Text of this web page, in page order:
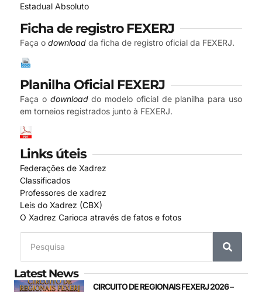
Estadual Absoluto
Ficha de registro FEXERJ
Faça o download da ficha de registro oficial da FEXERJ.
Planilha Oficial FEXERJ
Faça o downloaddo modelo oficial de planilha para uso
em torneios registrados junto à FEXERJ.
Links úteis
Federações de Xadrez
Classificados
Professores de xadrez
Leis do Xadrez (CBX)
O Xadrez Carioca através de fatos e fotos
Latest News
CIRCUITO DE REGIONAIS FEXERJ 2026 –